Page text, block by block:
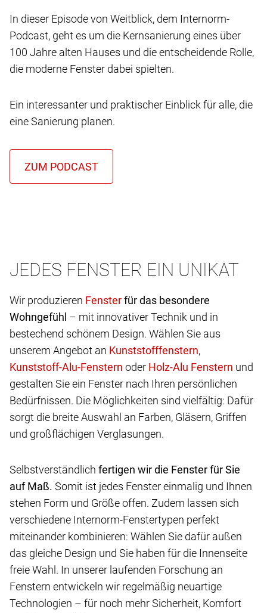
In dieser Episode von Weitblick, dem Internorm-
Podcast, geht es um die Kernsanierung eines über
100 Jahre alten Hauses und die entscheidende Rolle,
die moderne Fenster dabei spielten.
Ein interessanter und praktischer Einblick für alle, die
eine Sanierung planen.
JEDES FENSTER EIN UNIKAT
Wir produzieren
für das besondere
Wohngefühl – mit innovativer Technik und in
bestechend schönem Design. Wählen Sie aus
unserem Angebot an
,
oder
und
gestalten Sie ein Fenster nach Ihren persönlichen
Bedürfnissen. Die Möglichkeiten sind vielfältig: Dafür
sorgt die breite Auswahl an Farben, Gläsern, Griffen
und großflächigen Verglasungen.
Selbstverständlich fertigen wir die Fenster für Sie
auf Maß. Somit ist jedes Fenster einmalig und Ihnen
stehen Form und Größe offen. Zudem lassen sich
verschiedene Internorm-Fenstertypen perfekt
miteinander kombinieren: Wählen Sie dafür außen
das gleiche Design und Sie haben für die Innenseite
freie Wahl. In unserer laufenden Forschung an
Fenstern entwickeln wir regelmäßig neuartige
Technologien – für noch mehr Sicherheit, Komfort